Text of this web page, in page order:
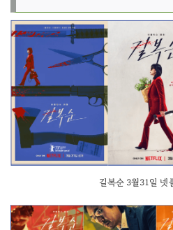
길복순 3월31일 넷